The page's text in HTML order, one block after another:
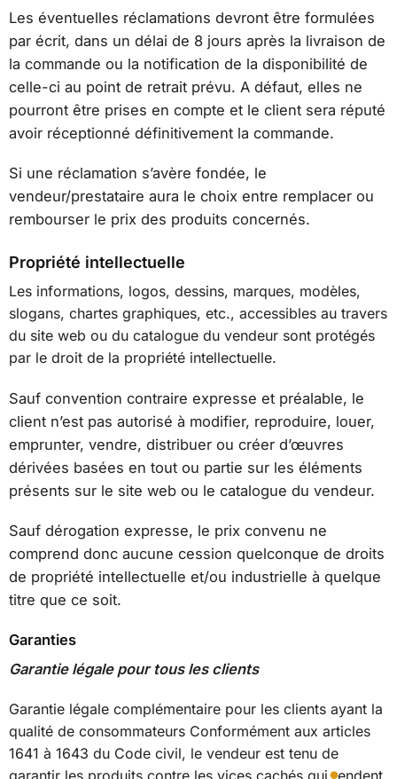
Les éventuelles réclamations devront être formulées
par écrit, dans un délai de 8 jours après la livraison de
la commande ou la notification de la disponibilité de
celle-ci au point de retrait prévu. A défaut, elles ne
pourront être prises en compte et le client sera réputé
avoir réceptionné définitivement la commande.
Si une réclamation s’avère fondée, le
vendeur/prestataire aura le choix entre remplacer ou
rembourser le prix des produits concernés.
Propriété intellectuelle
Les informations, logos, dessins, marques, modèles,
slogans, chartes graphiques, etc., accessibles au travers
du site web ou du catalogue du vendeur sont protégés
par le droit de la propriété intellectuelle.
Sauf convention contraire expresse et préalable, le
client n’est pas autorisé à modifier, reproduire, louer,
emprunter, vendre, distribuer ou créer d’œuvres
dérivées basées en tout ou partie sur les éléments
présents sur le site web ou le catalogue du vendeur.
Sauf dérogation expresse, le prix convenu ne
comprend donc aucune cession quelconque de droits
de propriété intellectuelle et/ou industrielle à quelque
titre que ce soit.
Garanties
Garantie légale pour tous les clients
Garantie légale complémentaire pour les clients ayant la
qualité de consommateurs Conformément aux articles
1641 à 1643 du Code civil, le vendeur est tenu de
garantir les produits contre les vices cachés qui rendent